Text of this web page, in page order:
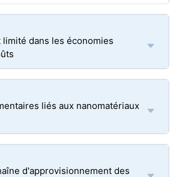
limité dans les économies
liés aux nanomatériaux
d'approvisionnement des